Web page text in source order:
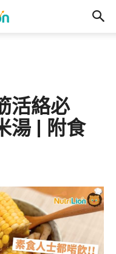
活絡必
湯 | 附食